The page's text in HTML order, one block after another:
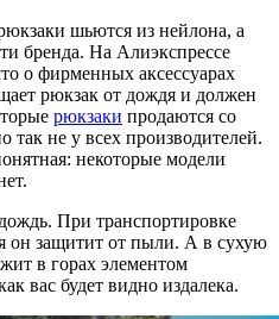
шьются из нейлона, а
бренда. На Алиэкспрессе
о фирменных аксессуарах
рюкзак от дождя и должен
рюкзаки продаются со
не у всех производителей.
некоторые модели
При транспортировке
он защитит от пыли. А в сухую
в горах элементом
вас будет видно издалека.